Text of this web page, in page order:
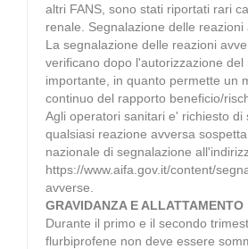
altri FANS, sono stati riportati rari
renale. Segnalazione delle reazioni
La segnalazione delle reazioni
verificano dopo l'autorizzazione del
importante, in quanto permette un
continuo del rapporto beneficio/
Agli operatori sanitari e' richiesto di
qualsiasi reazione avversa
nazionale di segnalazione
https://www.aifa.gov.it/content/
avverse.
GRAVIDANZA E ALLATTAMENTO
Durante il primo e il secondo
flurbiprofene non deve essere